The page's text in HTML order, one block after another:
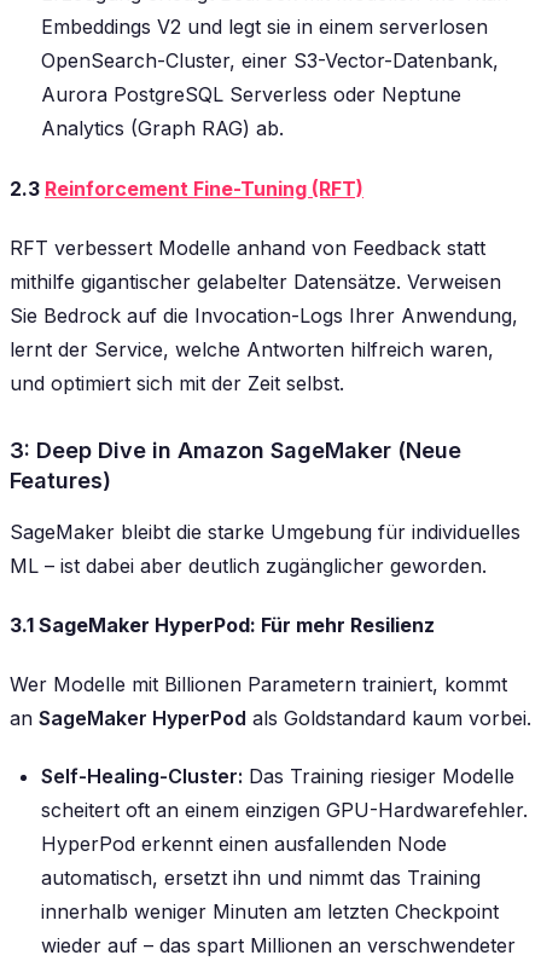
Embeddings V2 und legt sie in einem serverlosen
OpenSearch-Cluster, einer S3-Vector-Datenbank,
Aurora PostgreSQL Serverless oder Neptune
Analytics (Graph RAG) ab.
2.3 Reinforcement Fine-Tuning (RFT)
RFT verbessert Modelle anhand von Feedback statt
mithilfe gigantischer gelabelter Datensätze. Verweisen
Sie Bedrock auf die Invocation-Logs Ihrer Anwendung,
lernt der Service, welche Antworten hilfreich waren,
und optimiert sich mit der Zeit selbst.
3: Deep Dive in Amazon SageMaker (Neue
Features)
SageMaker bleibt die starke Umgebung für individuelles
ML – ist dabei aber deutlich zugänglicher geworden.
3.1 SageMaker HyperPod: Für mehr Resilienz
Wer Modelle mit Billionen Parametern trainiert, kommt
an SageMaker HyperPod als Goldstandard kaum vorbei.
Self-Healing-Cluster: Das Training riesiger Modelle
scheitert oft an einem einzigen GPU-Hardwarefehler.
HyperPod erkennt einen ausfallenden Node
automatisch, ersetzt ihn und nimmt das Training
innerhalb weniger Minuten am letzten Checkpoint
wieder auf – das spart Millionen an verschwendeter